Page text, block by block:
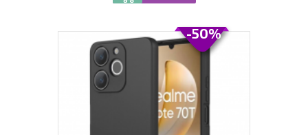
-50%